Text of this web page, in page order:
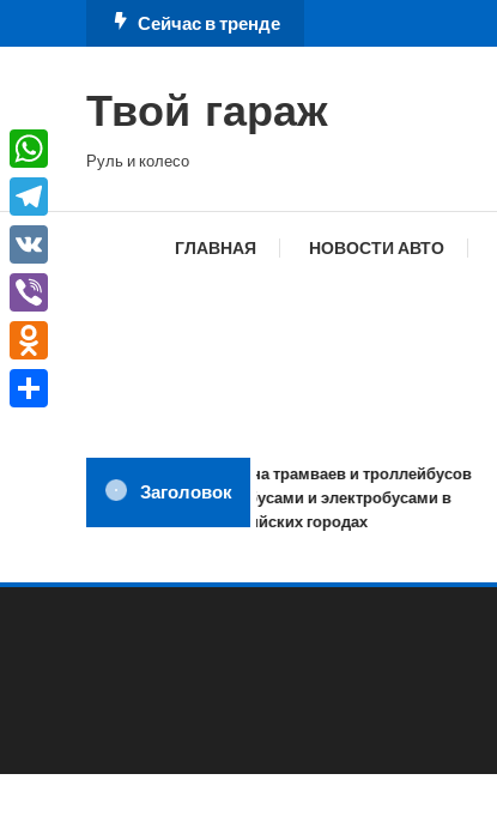
к
Сейчас в тренде
Твой гараж
Руль и колесо
ГЛАВНАЯ НОВОСТИ АВТО
Заголовок
Замена трамваев и троллейбусов
автобусами и электробусами в
российских городах
WhatsApp
Telegram
VK
Viber
Odnoklassniki